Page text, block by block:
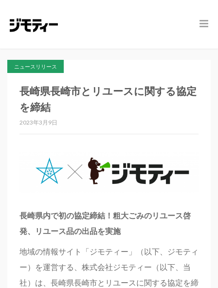
ニュースリリース
長崎県長崎市とリユースに関する協定
を締結
2023年3月9日
長崎県内で初の協定締結！粗大ごみのリユース啓
発、リユース品の出品を実施
地域の情報サイト「ジモティー」（以下、ジモティ
ー）を運営する、株式会社ジモティー（以下、当
社）は、長崎県長崎市とリユースに関する協定を締